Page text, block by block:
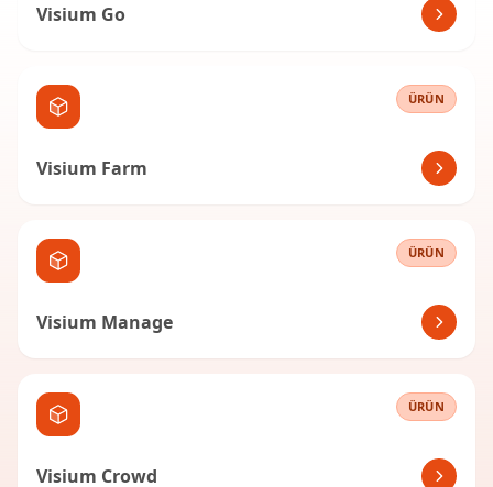
Visium Go
ÜRÜN
Visium Farm
ÜRÜN
Visium Manage
ÜRÜN
Visium Crowd